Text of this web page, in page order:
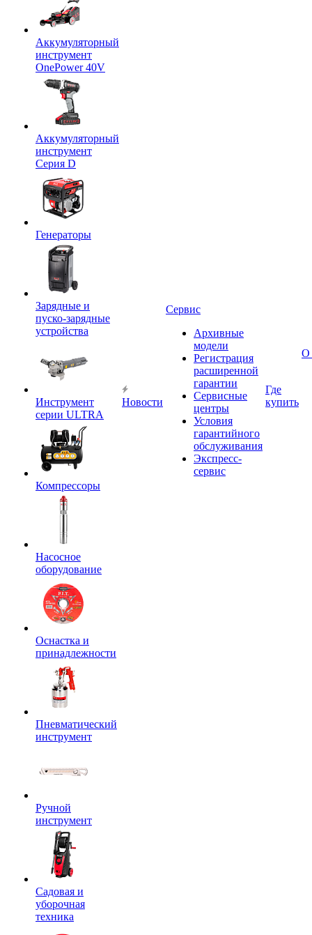
Аккумуляторный
инструмент
OnePower 40V
Аккумуляторный
инструмент
Серия D
Генераторы
Зарядные и
пуско-зарядные
устройства
Инструмент
серии ULTRA
Компрессоры
Насосное
оборудование
Оснастка и
принадлежности
Пневматический
инструмент
Ручной
инструмент
Садовая и
уборочная
техника
Новости
Сервис
Архивные
модели
Регистрация
расширенной
гарантии
Сервисные
центры
Условия
гарантийного
обслуживания
Экспресс-
сервис
Где
купить
О